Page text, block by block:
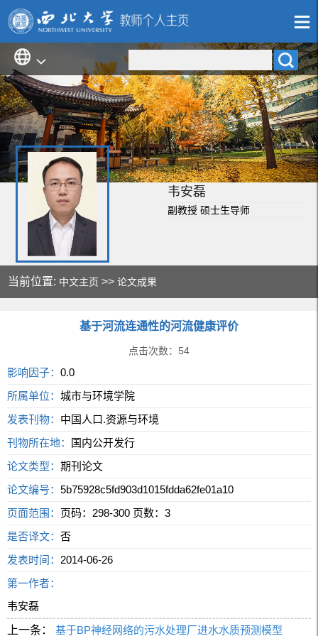
韦安磊
副教授 硕士生导师
当前位置: 中文主页 >>论文成果
基于河流连通性的河流健康评价
点击次数： 54
影响因子：0.0
所属单位：城市与环境学院
发表刊物： 中国人口.资源与环境
刊物所在地： 国内公开发行
论文类型：期刊论文
论文编号：5b75928c5fd903d1015fdda62fe01a10
页面范围： 页码：298-300 页数：3
是否译文：否
发表时间： 2014-06-26
第一作者：
韦安磊
上一条：
基于BP神经网络的污水处理厂进水水质预测模型